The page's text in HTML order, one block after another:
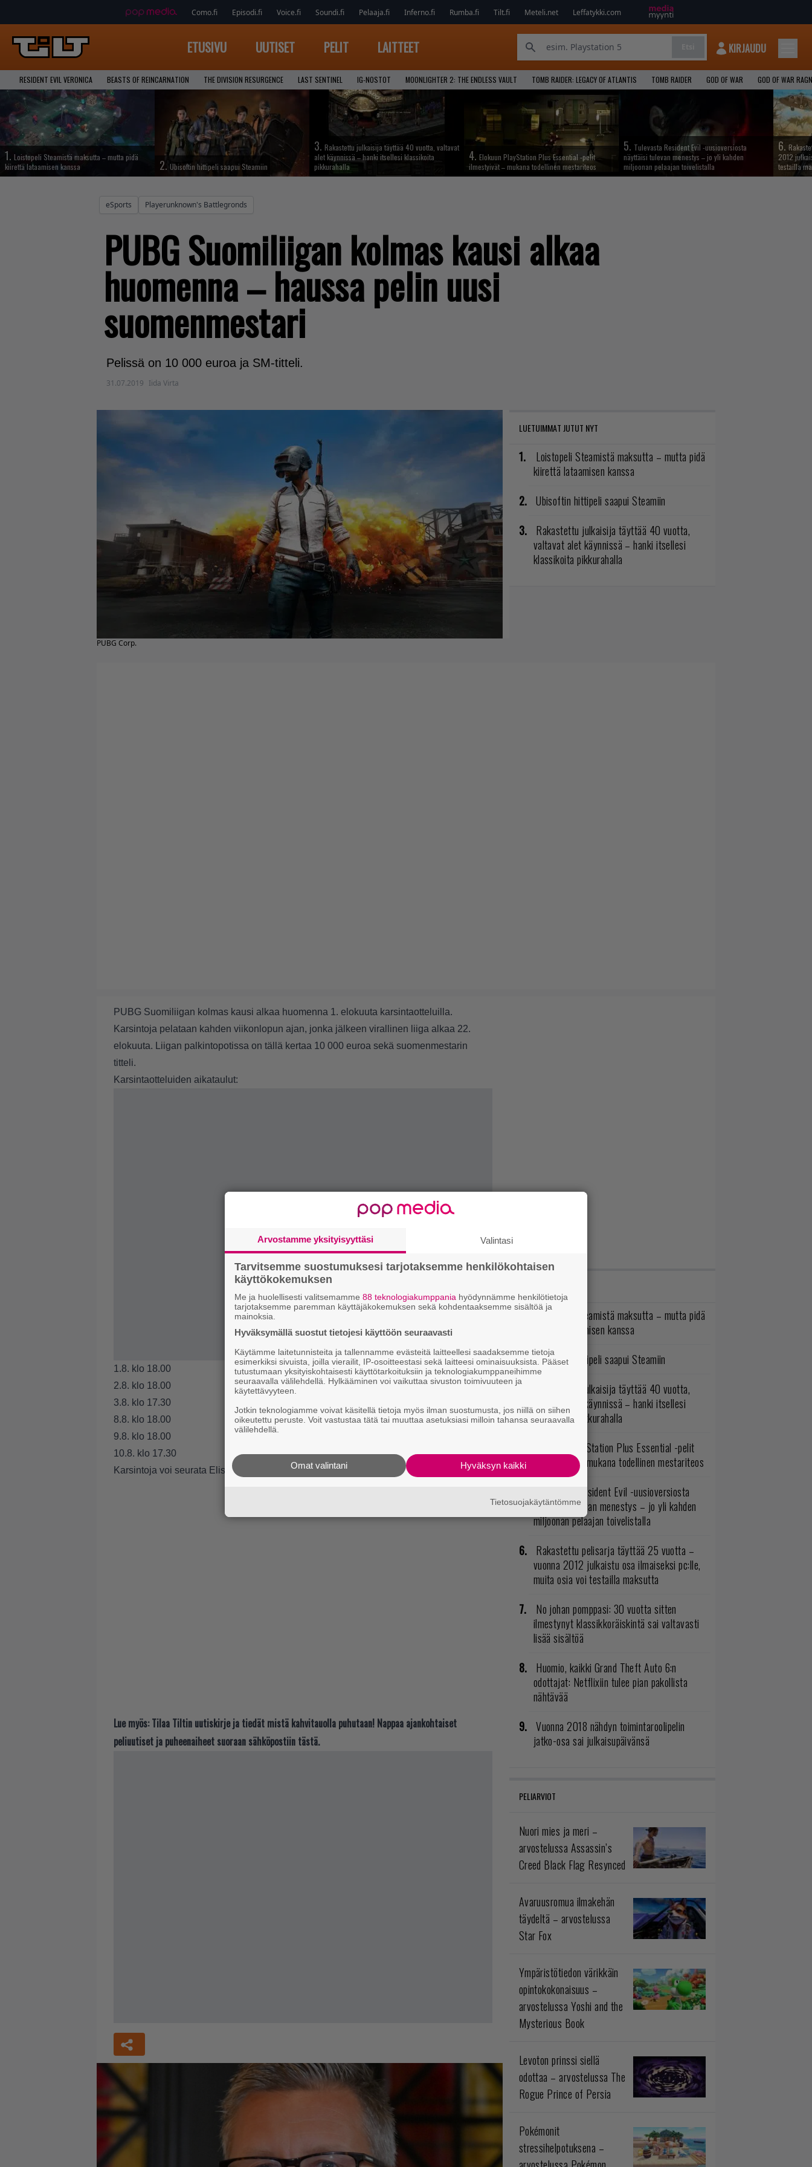
Como.fi Episodi.fi Voice.fi Soundi.fi Pelaaja.fi Inferno.fi Rumba.fi Tilt.fi Meteli.net Leffatykki.com
ETUSIVU UUTISET PELIT LAITTEET KIRJAUDU
RESIDENT EVIL VERONICA BEASTS OF REINCARNATION THE DIVISION RESURGENCE LAST SENTINEL IG-NOSTOT MOONLIGHTER 2: THE ENDLESS VAULT TOMB RAIDER: LEGACY OF ATLANTIS TOMB RAIDER GOD OF WAR GOD OF WAR
1. Loistopeli Steamistä maksutta – mutta pidä
kiirettä lataamisen kanssa
2. Ubisoftin hittipeli saapui Steamiin
3. Rakastettu julkaisija täyttää 40 vuotta, valtavat
alet käynnissä – hanki itsellesi klassikoita
pikkurahalla
4. Elokuun PlayStation Plus Essential -pelit
ilmestyivät – mukana todellinen mestariteos
5. Tulevasta Resident Evil -uusioversiosta
näyttäisi tulevan menestys – jo yli kahden
miljoonan pelaajan toivelistalla
6.
2012
testailla
eSports Playerunknown's Battlegronds
PUBG Suomiliigan kolmas kausi alkaa
huomenna – haussa pelin uusi
suomenmestari
Pelissä on 10 000 euroa ja SM-titteli.
31.07.2019 Iida Virta
PUBG Corp.
LUETUIMMAT JUTUT NYT
Loistopeli Steamistä maksutta – mutta pidä
kiirettä lataamisen kanssa
Ubisoftin hittipeli saapui Steamiin
Rakastettu julkaisija täyttää 40 vuotta,
valtavat alet käynnissä – hanki itsellesi
klassikoita pikkurahalla
PUBG Suomiliigan kolmas kausi alkaa huomenna 1. elokuuta karsintaotteluilla.
Karsintoja pelataan kahden viikonlopun ajan, jonka jälkeen virallinen liiga alkaa 22.
elokuuta. Liigan palkintopotissa on tällä kertaa 10 000 euroa sekä suomenmestarin
titteli.
Karsintaotteluiden aikataulut:
1.8. klo 18.00
2.8. klo 18.00
3.8. klo 17.30
8.8. klo 18.00
9.8. klo 18.00
10.8. klo 17.30
Karsintoja voi seurata Elisa Viihde SportinTwitch-kanavalta
Lue myös: Tilaa Tiltin uutiskirje ja tiedät mistä kahvitauolla puhutaan! Nappaa ajankohtaiset
peliuutiset ja puheenaiheet suoraan sähköpostiin tästä.
Loistopeli Steamistä maksutta – mutta pidä
kiirettä lataamisen kanssa
Ubisoftin hittipeli saapui Steamiin
Rakastettu julkaisija täyttää 40 vuotta,
valtavat alet käynnissä – hanki itsellesi
klassikoita pikkurahalla
Elokuun PlayStation Plus Essential -pelit
ilmestyivät – mukana todellinen mestariteos
Tulevasta Resident Evil -uusioversiosta
näyttäisi tulevan menestys – jo yli kahden
miljoonan pelaajan toivelistalla
Rakastettu pelisarja täyttää 25 vuotta –
vuonna 2012 julkaistu osa ilmaiseksi pc:lle,
muita osia voi testailla maksutta
No johan pomppasi: 30 vuotta sitten
ilmestynyt klassikkoräiskintä sai valtavasti
lisää sisältöä
Huomio, kaikki Grand Theft Auto 6:n
odottajat: Netflixiin tulee pian pakollista
nähtävää
Vuonna 2018 nähdyn toimintaroolipelin
jatko-osa sai julkaisupäivänsä
PELIARVIOT
Nuori mies ja meri –
arvostelussa Assassin’s
Creed Black Flag Resynced
Avaruusromua ilmakehän
täydeltä – arvostelussa
Star Fox
Ympäristötiedon värikkäin
opintokokonaisuus –
arvostelussa Yoshi and the
Mysterious Book
Levoton prinssi siellä
odottaa – arvostelussa The
Rogue Prince of Persia
Pokémonit
stressihelpotuksena –
Arvostamme yksityisyyttäsi Valintasi
Tarvitsemme suostumuksesi tarjotaksemme henkilökohtaisen
käyttökokemuksen
Me ja huolellisesti valitsemamme 88 teknologiakumppania hyödynnämme henkilötietoja
tarjotaksemme paremman käyttäjäkokemuksen sekä kohdentaaksemme sisältöä ja
mainoksia.
Hyväksymällä suostut tietojesi käyttöön seuraavasti
Käytämme laitetunnisteita ja tallennamme evästeitä laitteellesi saadaksemme tietoja
esimerkiksi sivuista, joilla vierailit, IP-osoitteestasi sekä laitteesi ominaisuuksista. Pääset
tutustumaan yksityiskohtaisesti käyttötarkoituksiin ja teknologiakumppaneihimme
seuraavalla välilehdellä. Hylkääminen voi vaikuttaa sivuston toimivuuteen ja
käytettävyyteen.
Jotkin teknologiamme voivat käsitellä tietoja myös ilman suostumusta, jos niillä on siihen
oikeutettu peruste. Voit vastustaa tätä tai muuttaa asetuksiasi milloin tahansa seuraavalla
välilehdellä.
Hyväksyn kaikki
Omat valintani
Tietosuojakäytäntömme